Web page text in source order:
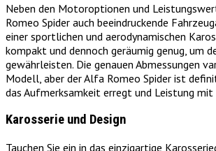
Neben den Motoroptionen und
Romeo Spider auch beeindruckende
einer sportlichen und aerodynamischen
kompakt und dennoch geräumig genug, um
gewährleisten. Die genauen Abmessungen
Modell, aber der Alfa Romeo Spider ist
das Aufmerksamkeit erregt und Leistung
Karosserie und Design
Tauchen Sie ein in das einzigartige